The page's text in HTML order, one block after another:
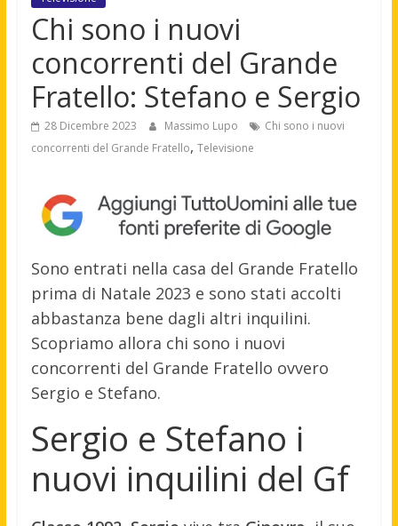
Chi sono i nuovi
concorrenti del Grande
Fratello: Stefano e Sergio
28 Dicembre 2023 Massimo Lupo
Chi sono i nuovi
concorrenti del Grande Fratello, Televisione
Sono entrati nella casa del Grande Fratello
prima di Natale 2023 e sono stati accolti
abbastanza bene dagli altri inquilini.
Scopriamo allora chi sono i nuovi
concorrenti del Grande Fratello ovvero
Sergio e Stefano.
Sergio e Stefano i
nuovi inquilini del Gf